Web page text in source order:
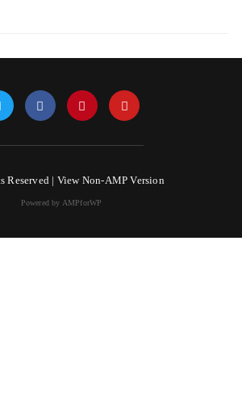
Reserved | View Non-AMP Version
Powered by AMPforWP